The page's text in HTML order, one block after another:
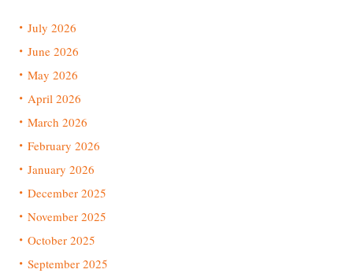
July 2026
June 2026
May 2026
April 2026
March 2026
February 2026
January 2026
December 2025
November 2025
October 2025
September 2025